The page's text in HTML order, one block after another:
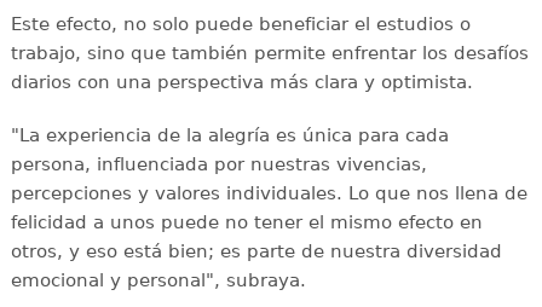
Este efecto, no solo puede beneficiar el estudios o
trabajo, sino que también permite enfrentar los desafíos
diarios con una perspectiva más clara y optimista.
"La experiencia de la alegría es única para cada
persona, influenciada por nuestras vivencias,
percepciones y valores individuales. Lo que nos llena de
felicidad a unos puede no tener el mismo efecto en
otros, y eso está bien; es parte de nuestra diversidad
emocional y personal", subraya.